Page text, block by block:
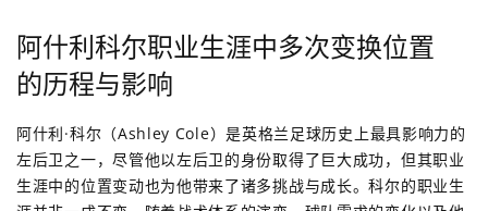
阿什利科尔职业生涯中多次变换位置
的历程与影响
阿什利·科尔（Ashley Cole）是英格兰足球历史上最具影响力的
左后卫之一，尽管他以左后卫的身份取得了巨大成功，但其职业
生涯中的位置变动也为他带来了诸多挑战与成长。科尔的职业生